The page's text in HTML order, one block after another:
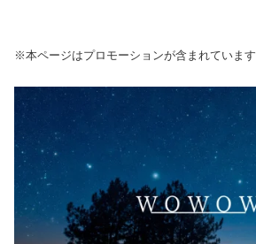
※本ページはプロモーションが含まれています